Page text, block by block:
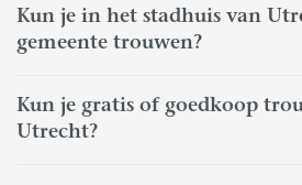
Kun je in het stadhuis van
gemeente trouwen?
Kun je gratis of goedkoop
Utrecht?